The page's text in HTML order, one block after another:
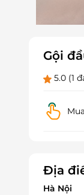
Gội
5.0 (1
Địa
Hà Nội